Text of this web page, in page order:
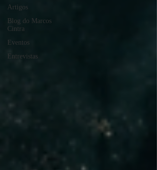
Artigos
Blog do Marcos
Cintra
Eventos
Entrevistas